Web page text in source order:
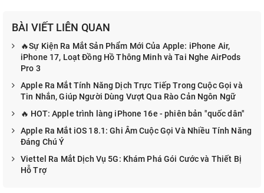
BÀI VIẾT LIÊN QUAN
🔥Sự Kiện Ra Mắt Sản Phẩm Mới Của Apple: iPhone Air,
iPhone 17, Loạt Đồng Hồ Thông Minh và Tai Nghe AirPods
Pro 3
Apple Ra Mắt Tính Năng Dịch Trực Tiếp Trong Cuộc Gọi và
Tin Nhắn, Giúp Người Dùng Vượt Qua Rào Cản Ngôn Ngữ
🔥 HOT: Apple trình làng iPhone 16e - phiên bản "quốc dân"
Apple Ra Mắt iOS 18.1: Ghi Âm Cuộc Gọi Và Nhiều Tính Năng
Đáng Chú Ý
Viettel Ra Mắt Dịch Vụ 5G: Khám Phá Gói Cước và Thiết Bị
Hỗ Trợ